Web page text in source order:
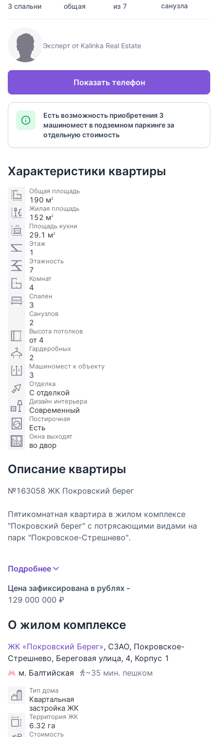
3 спальни
общая
из 7
санузла
Эксперт от Kalinka Real Estate
Показать телефон
Есть возможность приобретения 3
машиномест в подземном паркинге за
отдельную стоимость
Характеристики квартиры
Общая площадь
190 м2
Жилая площадь
152 м2
Площадь кухни
29.1 м2
Этаж
1
Этажность
7
Комнат
4
Спален
3
Санузлов
2
Высота потолков
от 4
Гардеробных
2
Машиномест к объекту
3
Отделка
С отделкой
Дизайн интерьера
Современный
Постирочная
Есть
Окна выходят
во двор
Описание квартиры
№163058 ЖК Покровский берег
Пятикомнатная квартира в жилом комплексе
"Покровский берег" с потрясающими видами на
парк "Покровское-Стрешнево".
гостиная, мастер-спальня с гардеробной и ванной
комнатой, спальня с гардеробной, две спальни,
ванная комната, постирочная.
По уровню расположения квартира фактически
находится на высоте 3-го этажа.
Жилой комплекс располагается в лесопарковой
зоне на берегу Химкинского водохранилища, из
квартиры предусмотрен индивидуальный выход в
парк.
Благоустроенная и закрытая территория
комплекса круглосуточно охраняется и находится
Подробнее
Цена зафиксирована в рублях -
129 000 000 ₽
О жилом комплексе
ЖК «Покровский Берег», СЗАО, Покровское-
Стрешнево, Береговая улица, 4, Корпус 1
м. Балтийская
~35 мин. пешком
Тип дома
Квартальная
застройка ЖК
Территория ЖК
6.32 га
Стоимость